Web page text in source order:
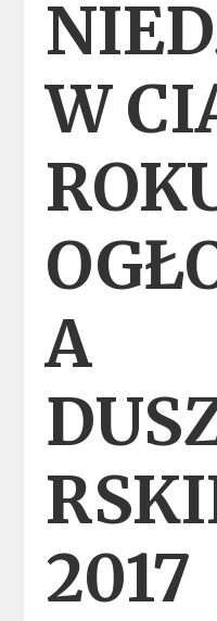
W
A
2017